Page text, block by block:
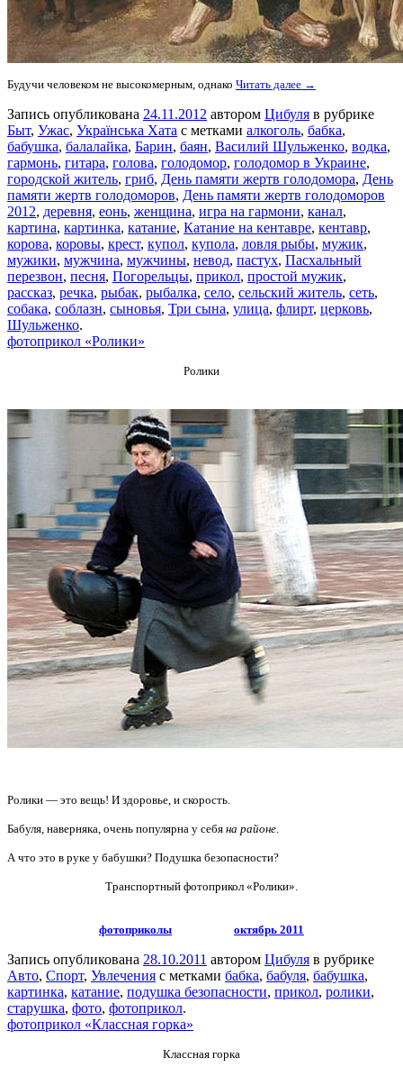
Будучи человеком не высокомерным, однако Читать далее →
Запись опубликована 24.11.2012 автором Цибуля в рубрике
Быт, Ужас, Українська Хата с метками алкоголь, бабка,
бабушка, балалайка, Барин, баян, Василий Шульженко, водка,
гармонь, гитара, голова, голодомор, голодомор в Украине,
городской житель, гриб, День памяти жертв голодомора, День
памяти жертв голодоморов, День памяти жертв голодоморов
2012, деревня, еонь, женщина, игра на гармони, канал,
картина, картинка, катание, Катание на кентавре, кентавр,
корова, коровы, крест, купол, купола, ловля рыбы, мужик,
мужики, мужчина, мужчины, невод, пастух, Пасхальный
перезвон, песня, Погорельцы, прикол, простой мужик,
рассказ, речка, рыбак, рыбалка, село, сельский житель, сеть,
собака, соблазн, сыновья, Три сына, улица, флирт, церковь,
Шульженко.
фотоприкол «Ролики»
Ролики
Ролики — это вещь! И здоровье, и скорость.
Бабуля, наверняка, очень популярна у себя на районе.
А что это в руке у бабушки? Подушка безопасности?
Транспортный фотоприкол «Ролики».
фотоприколы октябрь 2011
Запись опубликована 28.10.2011 автором Цибуля в рубрике
Авто, Спорт, Увлечения с метками бабка, бабуля, бабушка,
картинка, катание, подушка безопасности, прикол, ролики,
старушка, фото, фотоприкол.
фотоприкол «Классная горка»
Классная горка